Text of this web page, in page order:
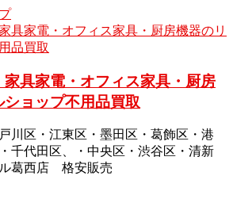
具家電・オフィス家具・厨房
ョップ不用品買取
川区・江東区・墨田区・葛飾区・港
千代田区、・中央区・渋谷区・清新
葛西店 格安販売